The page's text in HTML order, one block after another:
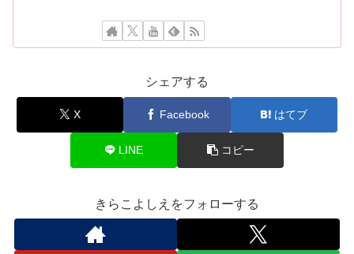
シェアする
X Facebook はてブ
LINE コピー
きらこよしえをフォローする